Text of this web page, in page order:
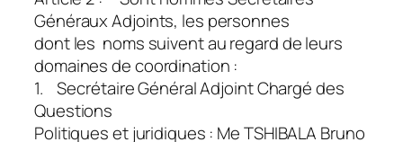
Généraux Adjoints, les personnes
dont les noms suivent au regard de leurs
domaines de coordination :
1. Secrétaire Général Adjoint Chargé des
Questions
Politiques et juridiques : Me TSHIBALA Bruno